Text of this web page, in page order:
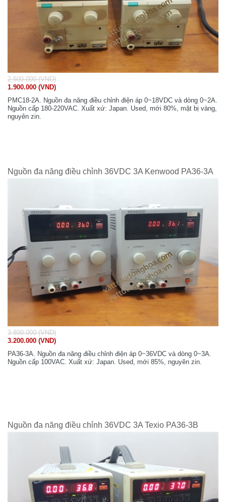
2.500.000 (VND)
1.900.000 (VND)
PMC18-2A. Nguồn đa năng điều chỉnh điện áp 0~18VDC và dòng 0~2A.
Nguồn cấp 180-220VAC. Xuất xứ: Japan. Used, mới 80%, mặt bị vàng,
nguyên zin.
Nguồn đa năng điều chỉnh 36VDC 3A Kenwood PA36-3A
3.800.000 (VND)
3.200.000 (VND)
PA36-3A. Nguồn đa năng điều chỉnh điện áp 0~36VDC và dòng 0~3A.
Nguồn cấp 100VAC. Xuất xứ: Japan. Used, mới 85%, nguyên zin.
Nguồn đa năng điều chỉnh 36VDC 3A Texio PA36-3B